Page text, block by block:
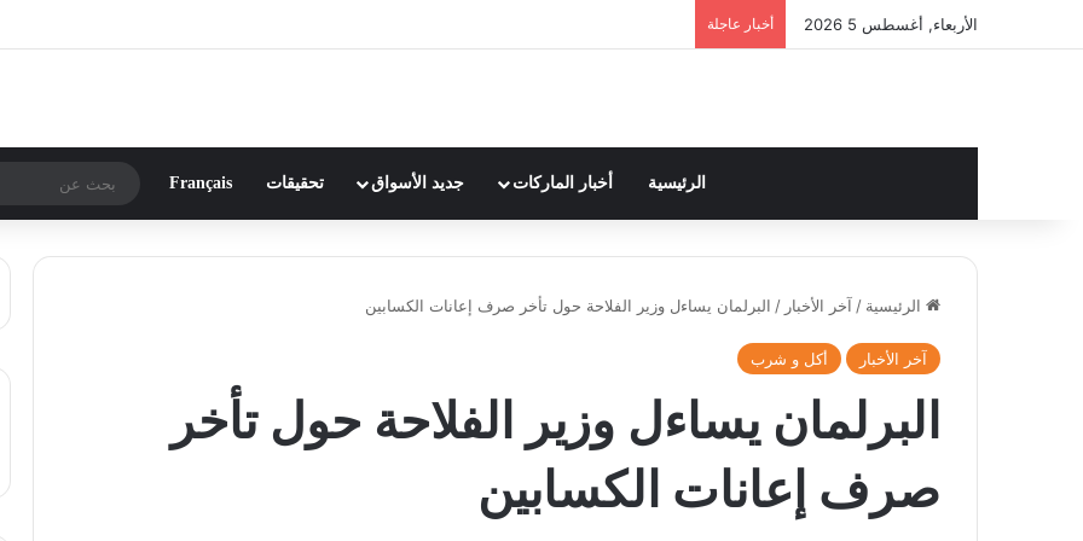
الأربعاء, أغسطس 5 2026 أخبار عاجلة
الرئيسية أخبار الماركات جديد الأسواق تحقيقات Français
الرئيسية / آخر الأخبار / البرلمان يساءل وزير الفلاحة حول تأخر صرف إعانات الكسابين
آخر الأخبار أكل و شرب
البرلمان يساءل وزير الفلاحة حول تأخر
صرف إعانات الكسابين